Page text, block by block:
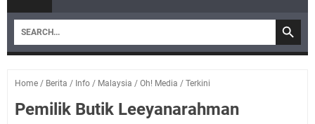
Home / Berita / Info / Malaysia / Oh! Media / Terkini
Pemilik Butik Leeyanarahman